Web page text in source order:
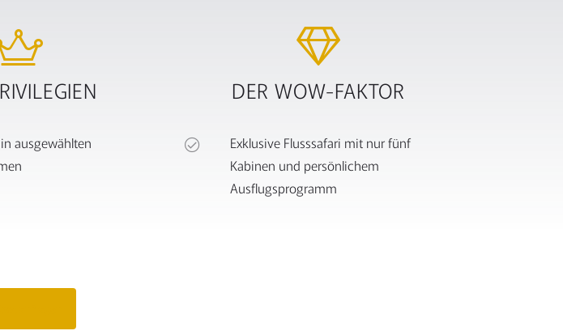
ausgewählten
DER WOW-FAKTOR
Exklusive Flusssafari mit nur fünf
Kabinen und persönlichem
Ausflugsprogramm